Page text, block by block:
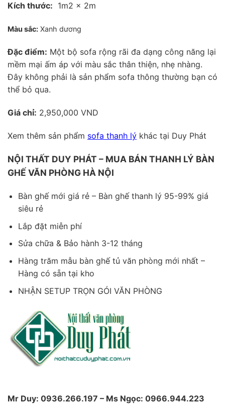
Kích thước: 1m2 x 2m
Màu sắc: Xanh dương
Đặc điểm: Một bộ sofa rộng rãi đa dạng công năng lại
mềm mại ấm áp với màu sắc thân thiện, nhẹ nhàng.
Đây không phải là sản phẩm sofa thông thường bạn có
thể bỏ qua.
Giá chỉ: 2,950,000 VND
Xem thêm sản phẩm sofa thanh lý khác tại Duy Phát
NỘI THẤT DUY PHÁT – MUA BÁN THANH LÝ BÀN
GHẾ VĂN PHÒNG HÀ NỘI
Bàn ghế mới giá rẻ – Bàn ghế thanh lý 95-99% giá
siêu rẻ
Lắp đặt miễn phí
Sửa chữa & Bảo hành 3-12 tháng
Hàng trăm mẫu bàn ghế tủ văn phòng mới nhất –
Hàng có sẵn tại kho
NHẬN SETUP TRỌN GÓI VĂN PHÒNG
Mr Duy: 0936.266.197 – Ms Ngọc: 0966.944.223